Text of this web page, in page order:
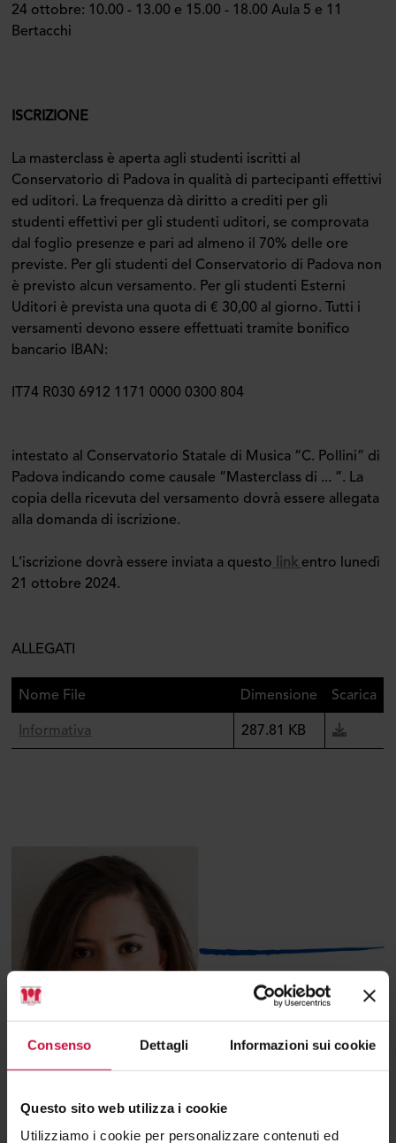
Consenso Dettagli Informazioni sui cookie
Questo sito web utilizza i cookie
Utilizziamo i cookie per personalizzare contenuti ed
24 ottobre: 10.00 - 13.00 e 15.00 - 18.00 Aula 5 e 11
Bertacchi
ISCRIZIONE
La masterclass è aperta agli studenti iscritti al
Conservatorio di Padova in qualità di partecipanti effettivi
ed uditori. La frequenza dà diritto a crediti per gli
studenti effettivi per gli studenti uditori, se comprovata
dal foglio presenze e pari ad almeno il 70% delle ore
previste. Per gli studenti del Conservatorio di Padova non
è previsto alcun versamento. Per gli studenti Esterni
Uditori è prevista una quota di € 30,00 al giorno. Tutti i
versamenti devono essere effettuati tramite bonifico
bancario IBAN:
IT74 R030 6912 1171 0000 0300 804
intestato al Conservatorio Statale di Musica “C. Pollini” di
Padova indicando come causale “Masterclass di ... ”. La
copia della ricevuta del versamento dovrà essere allegata
alla domanda di iscrizione.
L’iscrizione dovrà essere inviata a questo link entro lunedì
21 ottobre 2024.
ALLEGATI
Nome File Dimensione
Scarica
Informativa
287.81 KB